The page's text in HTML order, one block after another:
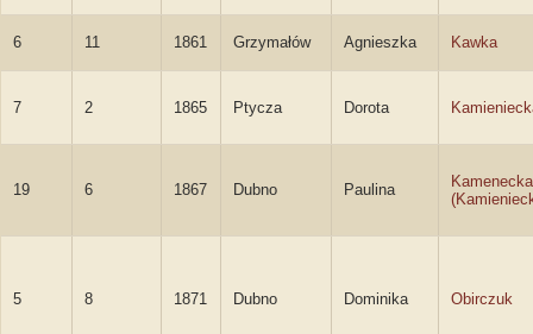
6 11 1861 Grzymałów Agnieszka Kawka
7 2 1865 Ptycza Dorota
19 6 1867 Dubno Paulina
Kamenecka
5 8 1871 Dubno Dominika Obirczuk